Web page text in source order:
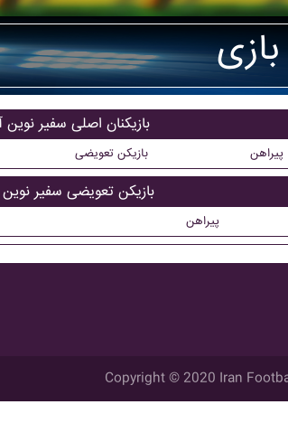
بازیکنان اصلی سفير
بازیکن تعویضی پیراهن
بازیکن تعویضی سفير
پیراهن
Copyright © 2020 Iran